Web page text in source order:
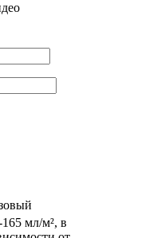
165 мл/м², в